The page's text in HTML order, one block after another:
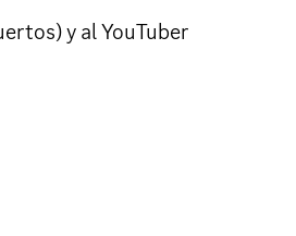
y al YouTuber